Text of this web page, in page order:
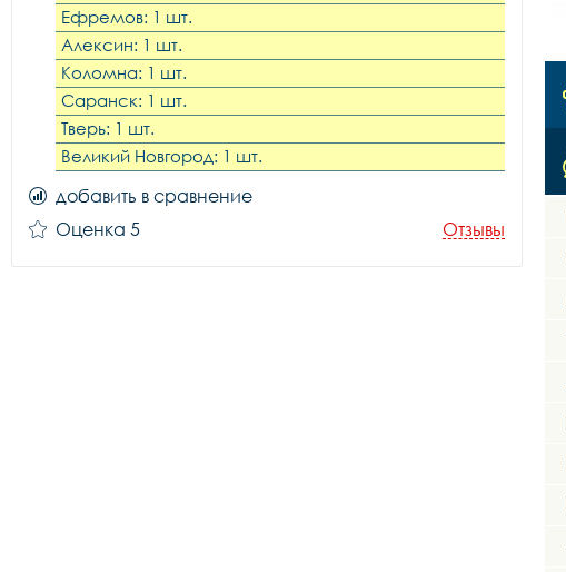
Ефремов: 1 шт.
Алексин: 1 шт.
Коломна: 1 шт.
Саранск: 1 шт.
Тверь: 1 шт.
Великий Новгород: 1 шт.
добавить в сравнение
Оценка 5
Отзывы